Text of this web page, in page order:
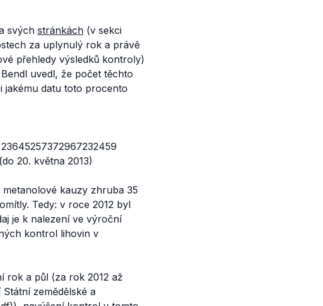
svých stránkách(v sekci
za uplynulý rok a právě
přehledy výsledků kontroly)
uvedl, že počet těchto
jakému datu toto procento
20. května 2013)
kauzy zhruba 35
Tedy: v roce 2012 byl
je k nalezení ve výroční
kontrol lihovin v
rok a půl (za rok 2012 až
zemědělské a